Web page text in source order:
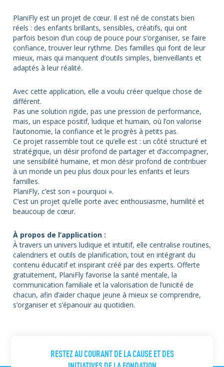
PlaniFly est un projet de cœur. Il est né de constats bien
réels : des enfants brillants, sensibles, créatifs, qui ont
parfois besoin d’un coup de pouce pour s’organiser, se faire
confiance, trouver leur rythme. Des familles qui font de leur
mieux, mais qui manquent d’outils simples, bienveillants et
adaptés à leur réalité.
Avec cette application, elle a voulu créer quelque chose de
différent.
Pas une solution rigide, pas une pression de performance,
mais, un espace positif, ludique et humain, où l’on valorise
l’autonomie, la confiance et le progrès à petits pas.
Ce projet rassemble tout ce qu’elle est : un côté structuré et
stratégique, un désir profond de partager et d’accompagner,
une sensibilité humaine, et mon désir profond de contribuer
à un monde un peu plus doux pour les enfants et leurs
familles.
PlaniFly, c’est son « pourquoi ».
C’est un projet qu’elle porte avec enthousiasme, humilité et
beaucoup de cœur.
À propos de l’application :
À travers un univers ludique et intuitif, elle centralise routines,
calendriers et outils de planification, tout en intégrant du
contenu éducatif et inspirant créé par des experts. Offerte
gratuitement, PlaniFly favorise la santé mentale, la
communication familiale et la valorisation de l’unicité de
chacun, afin d’aider chaque jeune à mieux se comprendre,
s’organiser et s’épanouir au quotidien.
RESTEZ AU COURANT DE LA CAUSE ET DES